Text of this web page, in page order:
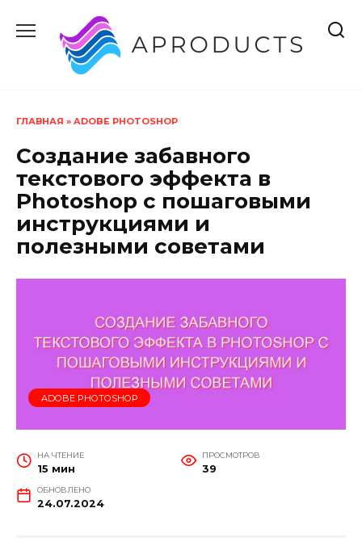
содержанию
ГЛАВНАЯ » ADOBE PHOTOSHOP
Создание забавного
текстового эффекта в
Photoshop с пошаговыми
инструкциями и
полезными советами
ADOBE PHOTOSHOP
НА ЧТЕНИЕ
15 мин
ПРОСМОТРОВ
39
ОБНОВЛЕНО
24.07.2024